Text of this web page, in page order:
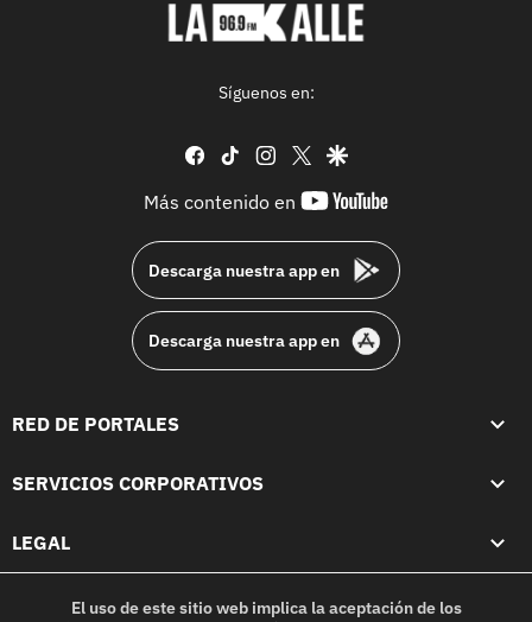
Síguenos en:
facebook
tiktok instagram
twittergoogle
Más contenido en
youtube-
Descarga nuestra app en
Descarga nuestra app en
RED DE PORTALES
SERVICIOS CORPORATIVOS
LEGAL
El uso de este sitio web implica la aceptación de los